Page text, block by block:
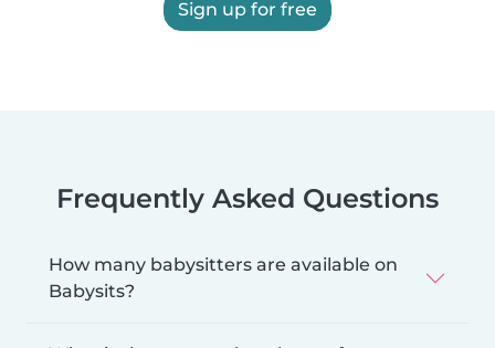
Sign up for free
Frequently Asked Questions
How many babysitters are available on
Babysits?